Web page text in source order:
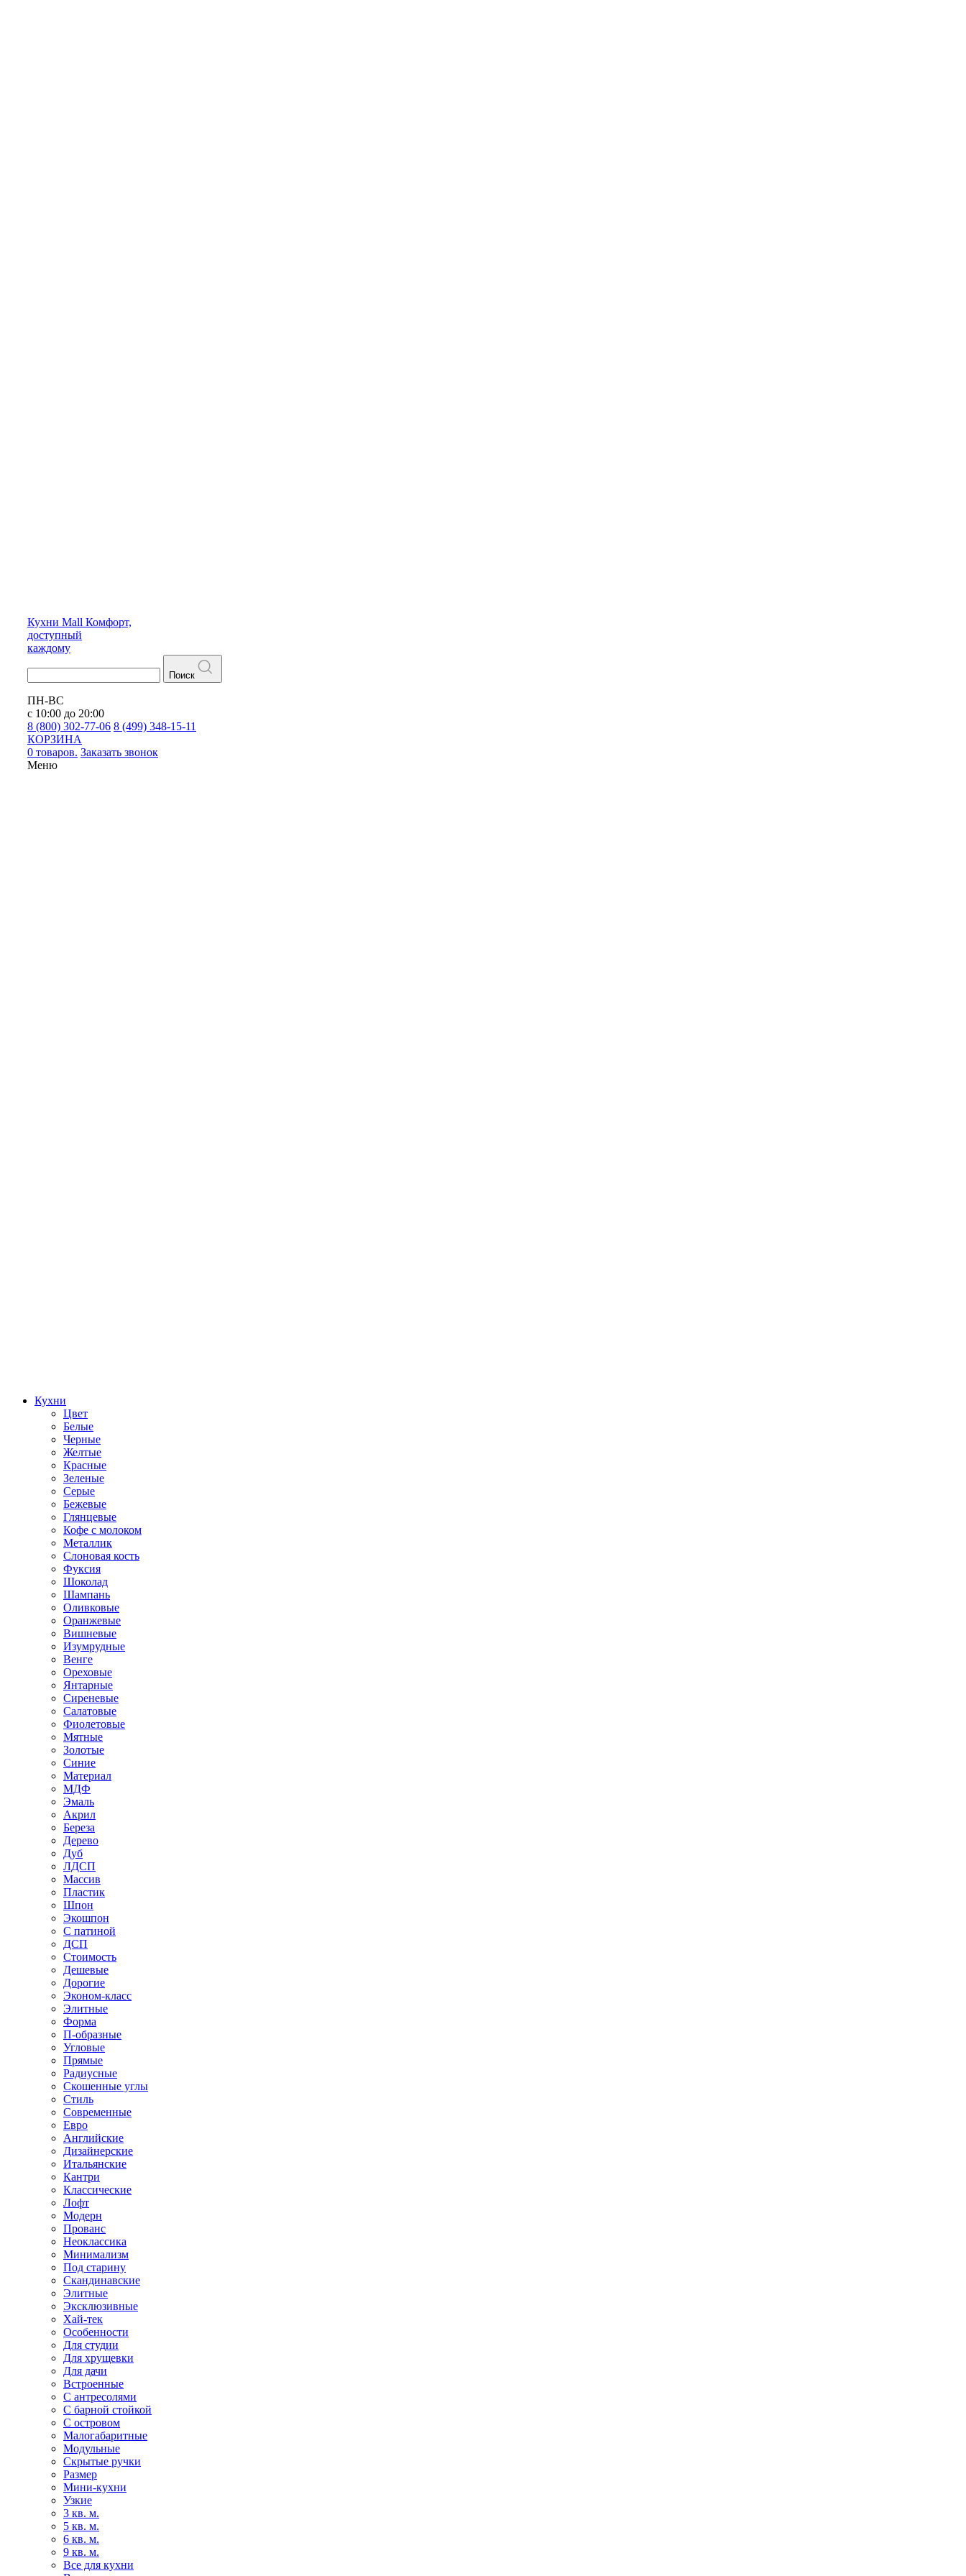
Кухни Mall Комфорт,
доступный
каждому
Поиск
ПН-ВС
с 10:00 до 20:00
8 (800) 302-77-06 8 (499) 348-15-11
КОРЗИНА
0 товаров. Заказать звонок
Меню
Кухни
Цвет
Белые
Черные
Желтые
Красные
Зеленые
Серые
Бежевые
Глянцевые
Кофе с молоком
Металлик
Слоновая кость
Фуксия
Шоколад
Шампань
Оливковые
Оранжевые
Вишневые
Изумрудные
Венге
Ореховые
Янтарные
Сиреневые
Салатовые
Фиолетовые
Мятные
Золотые
Синие
Материал
МДФ
Эмаль
Акрил
Береза
Дерево
Дуб
ЛДСП
Массив
Пластик
Шпон
Экошпон
С патиной
ДСП
Стоимость
Дешевые
Дорогие
Эконом-класс
Элитные
Форма
П-образные
Угловые
Прямые
Радиусные
Скошенные углы
Стиль
Современные
Евро
Английские
Дизайнерские
Итальянские
Кантри
Классические
Лофт
Модерн
Прованс
Неоклассика
Минимализм
Под старину
Скандинавские
Элитные
Эксклюзивные
Хай-тек
Особенности
Для студии
Для хрущевки
Для дачи
Встроенные
С антресолями
С барной стойкой
С островом
Малогабаритные
Модульные
Скрытые ручки
Размер
Мини-кухни
Узкие
3 кв. м.
5 кв. м.
6 кв. м.
9 кв. м.
Все для кухни